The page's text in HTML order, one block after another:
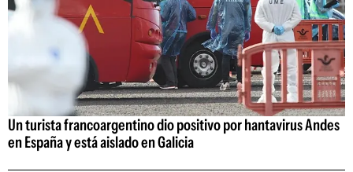
Un turista francoargentino dio positivo por hantavirus Andes
en España y está aislado en Galicia